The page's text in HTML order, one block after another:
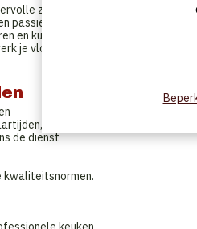
zaak in
waar
passie voor gastronomie. Ervaring in
en kunt niet wachten om onze
je vlot samen met collega's, maar
bakwijzes, …)
de dienst
kwaliteitsnormen.